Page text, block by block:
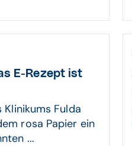
E-Rezept ist
Fulda
rosa Papier ein
...